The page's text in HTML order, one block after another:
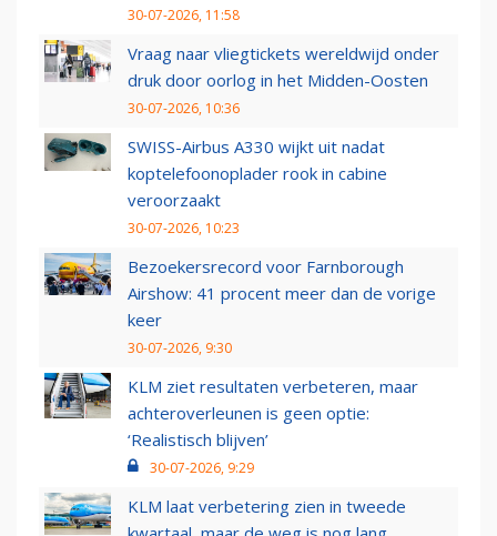
30-07-2026, 11:58
Vraag naar vliegtickets wereldwijd onder
druk door oorlog in het Midden-Oosten
30-07-2026, 10:36
SWISS-Airbus A330 wijkt uit nadat
koptelefoonoplader rook in cabine
veroorzaakt
30-07-2026, 10:23
Bezoekersrecord voor Farnborough
Airshow: 41 procent meer dan de vorige
keer
30-07-2026, 9:30
KLM ziet resultaten verbeteren, maar
achteroverleunen is geen optie:
‘Realistisch blijven’
30-07-2026, 9:29
KLM laat verbetering zien in tweede